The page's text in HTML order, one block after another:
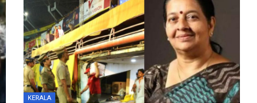
KERALA